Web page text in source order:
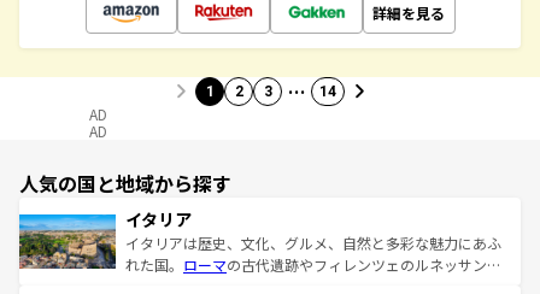
詳細を見る
1 2 3 … 14
AD
AD
人気の国と地域から探す
イタリア
イタリアは歴史、文化、グルメ、自然と多彩な魅力にあふ
れた国。 ローマの古代遺跡やフィレンツェのルネッサンス